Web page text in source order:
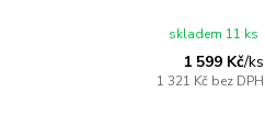
1 599 Kč/ks
1 321 Kč bez DPH
skladem 11 ks